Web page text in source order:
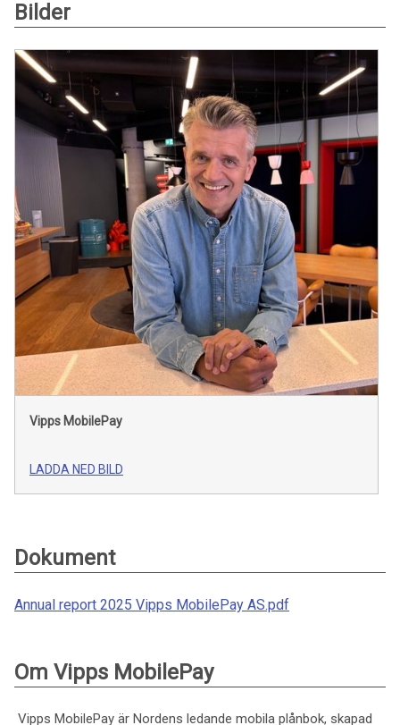
Bilder
Vipps MobilePay
LADDA NED BILD
Dokument
Annual report 2025 Vipps MobilePay AS.pdf
Om Vipps MobilePay
Vipps MobilePay är Nordens ledande mobila plånbok, skapad